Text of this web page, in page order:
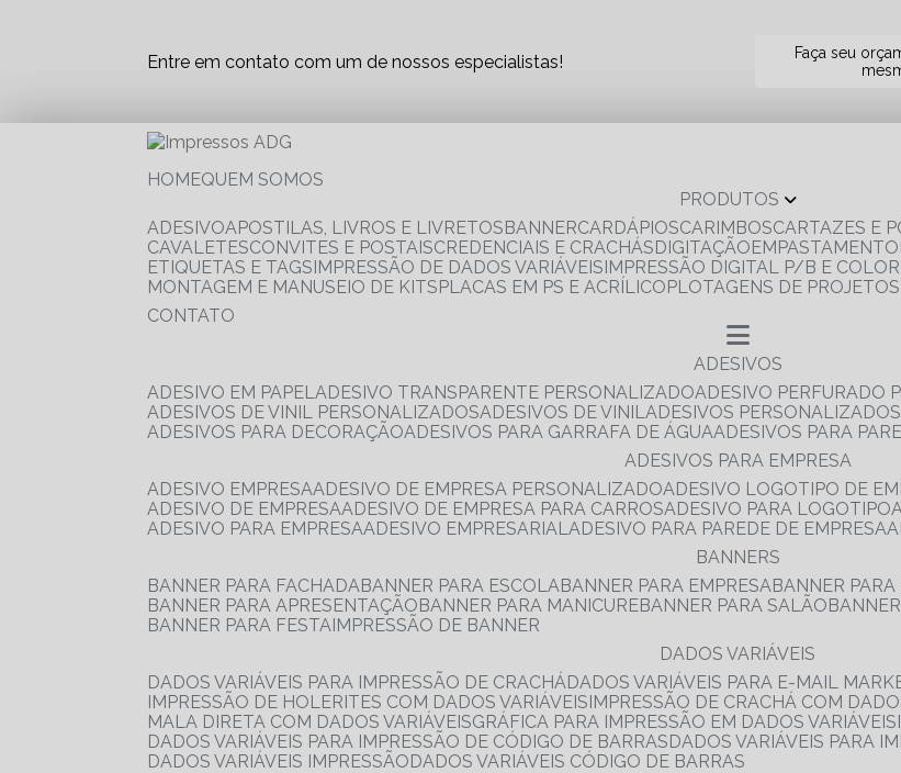
Entre em contato com um de nossos especialistas!
Faça seu
HOME
QUEM SOMOS
PRODUTOS
ADESIVO
APOSTILAS, LIVROS E LIVRETOS BANNER CARDÁPIOS CARIMBOS CARTAZES E
CAVALETES
CONVITES E POSTAIS CREDENCIAIS E CRACHÁS DIGITAÇÃO EMPASTAMENTO
ETIQUETAS E TAGS IMPRESSÃO DE DADOS VARIÁVEIS IMPRESSÃO DIGITAL P/B E
MONTAGEM E MANUSEIO DE KITS
PLACAS EM PS E ACRÍLICO
PLOTAGENS DE PROJETOS
CONTATO
ADESIVOS
ADESIVO EM PAPEL
ADESIVO TRANSPARENTE PERSONALIZADO ADESIVO PERFURADO
ADESIVOS DE VINIL PERSONALIZADOS
ADESIVOS DE VINIL ADESIVOS PERSONALIZADOS
ADESIVOS PARA DECORAÇÃO
ADESIVOS PARA GARRAFA DE ÁGUA
ADESIVOS PARA
ADESIVOS PARA EMPRESA
ADESIVO EMPRESA
ADESIVO DE EMPRESA PERSONALIZADO ADESIVO LOGOTIPO DE
ADESIVO DE EMPRESA
ADESIVO DE EMPRESA PARA CARROS ADESIVO PARA LOGOTIPO
ADESIVO PARA EMPRESA
ADESIVO EMPRESARIAL ADESIVO PARA PAREDE DE EMPRESA
BANNERS
BANNER PARA FACHADA
BANNER PARA ESCOLA BANNER PARA EMPRESA BANNER
BANNER PARA APRESENTAÇÃO
BANNER PARA MANICURE BANNER PARA SALÃO
BANNER PARA FESTA IMPRESSÃO DE BANNER
DADOS VARIÁVEIS
DADOS VARIÁVEIS PARA IMPRESSÃO DE CRACHÁ
DADOS VARIÁVEIS PARA E-MAIL
IMPRESSÃO DE HOLERITES COM DADOS VARIÁVEIS IMPRESSÃO DE CRACHÁ COM
MALA DIRETA COM DADOS VARIÁVEIS
GRÁFICA PARA IMPRESSÃO EM DADOS VARIÁVEIS
DADOS VARIÁVEIS PARA IMPRESSÃO DE CÓDIGO DE BARRAS
DADOS VARIÁVEIS PARA
DADOS VARIÁVEIS IMPRESSÃO
DADOS VARIÁVEIS CÓDIGO DE BARRAS